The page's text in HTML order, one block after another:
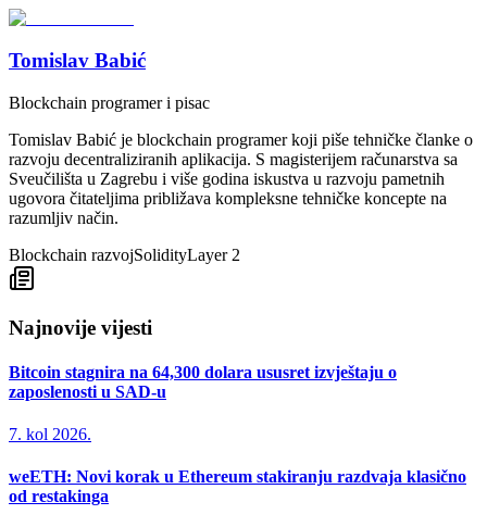
Tomislav Babić
Blockchain programer i pisac
Tomislav Babić je blockchain programer koji piše tehničke članke o
razvoju decentraliziranih aplikacija. S magisterijem računarstva sa
Sveučilišta u Zagrebu i više godina iskustva u razvoju pametnih
ugovora čitateljima približava kompleksne tehničke koncepte na
razumljiv način.
Blockchain razvojSolidityLayer 2
Najnovije vijesti
Bitcoin stagnira na 64,300 dolara ususret izvještaju o
zaposlenosti u SAD-u
7. kol 2026.
weETH: Novi korak u Ethereum stakiranju razdvaja klasično
od restakinga